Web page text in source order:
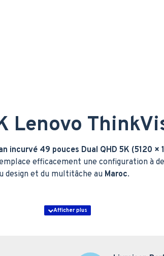
Lenovo
incurvé 49 pouces Dual QHD 5K (5120 ×
efficacement une configuration à
design et du multitâche au Maroc.